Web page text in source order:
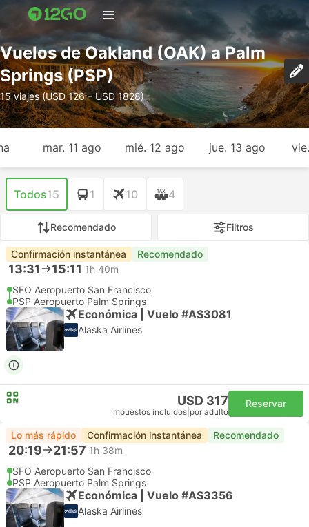
Vuelos de Oakland (OAK) a Palm
Springs (PSP)
15 viajes (USD 126 – USD 1828)
mar. 11 ago mié. 12 ago jue. 13 ago
Todos15 1 10 4
Recomendado Filtros
Confirmación instantánea Recomendado
13:31 15:11 1h 40m
SFO Aeropuerto San Francisco
PSP Aeropuerto Palm Springs
Económica | Vuelo #AS3081
Alaska Airlines
USD 317
Impuestos incluidos por adulto
Reservar
Lo más rápido Confirmación instantánea Recomendado
20:19 21:57 1h 38m
SFO Aeropuerto San Francisco
PSP Aeropuerto Palm Springs
Económica | Vuelo #AS3356
Alaska Airlines